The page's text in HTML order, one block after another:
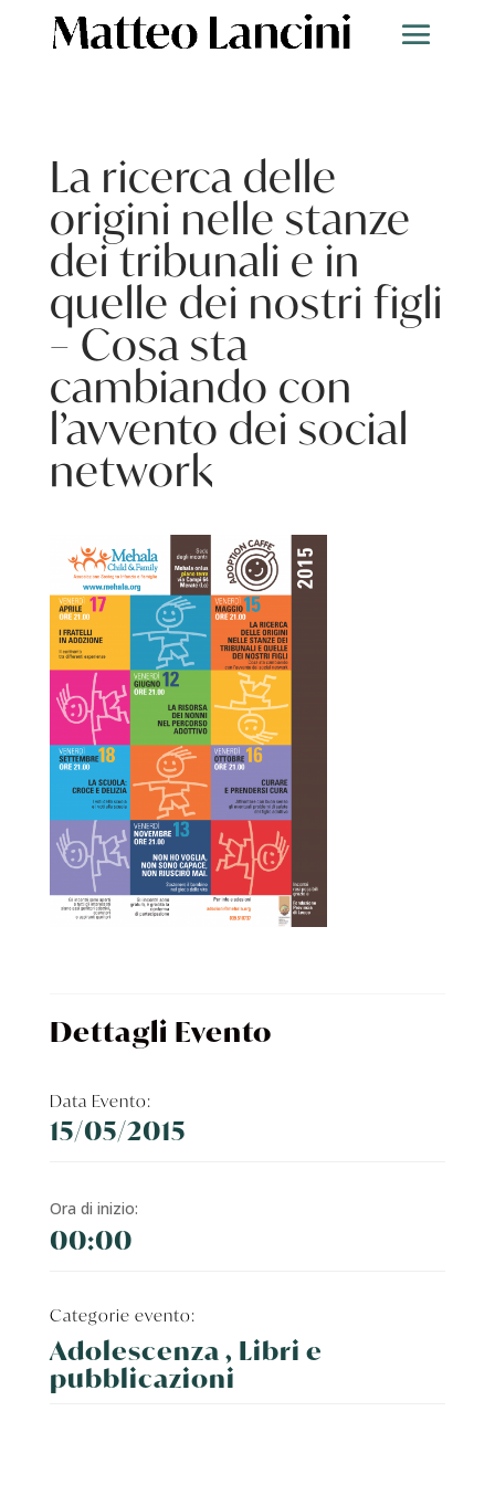
La ricerca delle
origini nelle stanze
dei tribunali e in
quelle dei nostri figli
– Cosa sta
cambiando con
l’avvento dei social
network
Dettagli Evento
Data Evento:
15/05/2015
Ora di inizio:
00:00
Categorie evento:
Adolescenza , Libri e
pubblicazioni